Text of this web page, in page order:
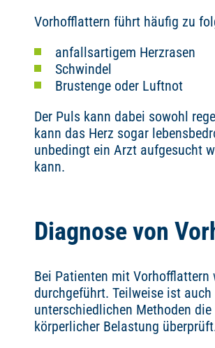
Vorhofflattern führt häufig zu
anfallsartigem Herzrasen
Schwindel
Brustenge oder Luftnot
Der Puls kann dabei sowohl
kann das Herz sogar
unbedingt ein Arzt aufgesucht
kann.
Diagnose von
Bei Patienten mit Vorhofflattern
durchgeführt. Teilweise ist
unterschiedlichen Methoden
körperlicher Belastung